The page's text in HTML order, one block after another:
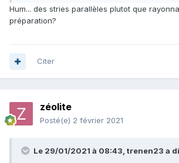
Hum... des stries parallèles plutot que
préparation?
Citer
zéolite
Posté(e) 2 février 2021
Le 29/01/2021 à 08:43, trenen23 a